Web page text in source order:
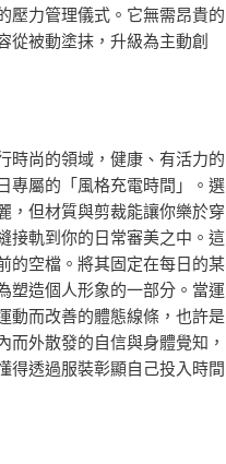
壓力管理儀式。它無需昂貴的
從被動塗抹，升級為主動創
時尚的領域，健康、有活力的
專屬的「風格充電時間」。選
，但材質與剪裁能讓你樂於穿
接軌到你的日常審美之中。這
的空檔。將其固定在每日的某
塑造個人形象的一部分。當運
動而改善的體態線條，也許是
外散發的自信與身體覺知，
得透過服裝彰顯自己投入時間